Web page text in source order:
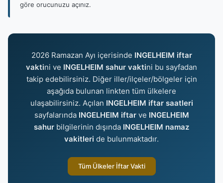
göre orucunuzu açınız.
2026 Ramazan Ayı içerisinde INGELHEIM iftar
vaktini ve INGELHEIM sahur vaktini bu sayfadan
takip edebilirsiniz. Diğer iller/ilçeler/bölgeler için
aşağıda bulunan linkten tüm ülkelere
ulaşabilirsiniz. Açılan INGELHEIM iftar saatleri
sayfalarında INGELHEIM iftarve INGELHEIM
sahur bilgilerinin dışında INGELHEIM namaz
vakitleri de bulunmaktadır.
Tüm Ülkeler İftar Vakti